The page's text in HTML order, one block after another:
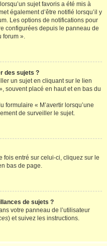
sujet favoris a été mis à
également d’être notifié lorsqu’il y
Les options de notifications pour
configurées depuis le panneau de
forum ».
des sujets ?
un sujet en cliquant sur le lien
souvent placé en haut et en bas du
formulaire « M’avertir lorsqu’une
de surveiller le sujet.
fois entré sur celui-ci, cliquez sur le
bas de page.
de sujets ?
votre panneau de l’utilisateur
) et suivez les instructions.